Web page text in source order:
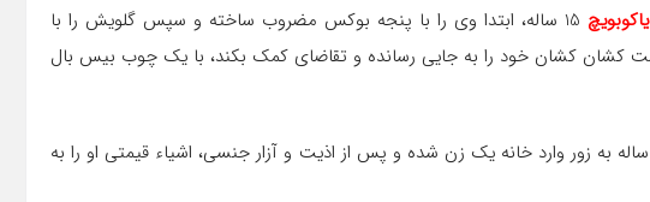
15 ساله، ابتدا وي را با پنجه بوكس مضروب ساخته و سپس گلويش را با
كشان كشان خود را به جايي رسانده و تقاضاي كمك بكند، با يك چوب بيس بال
ديگر: «در همان هفته اوّل خرداد، دو جوان 16 ساله به زور وارد خانه يك زن شده و پس از اذيت و آزار جنسي، اشياء قيمتي او را به